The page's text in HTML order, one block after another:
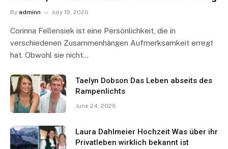
By adminn July 19, 2026
Corinna Fellensiek ist eine Persönlichkeit, die in
verschiedenen Zusammenhängen Aufmerksamkeit erregt
hat. Obwohl sie nicht…
Taelyn Dobson Das Leben abseits des
Rampenlichts
June 24, 2026
Laura Dahlmeier Hochzeit Was über ihr
Privatleben wirklich bekannt ist